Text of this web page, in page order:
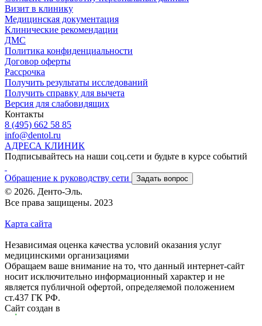
Визит в клинику
Медицинская документация
Клинические рекомендации
ДМС
Политика конфиденциальности
Договор оферты
Рассрочка
Получить результаты исследований
Получить справку для вычета
Версия для слабовидящих
Контакты
8 (495) 662 58 85
info@dentol.ru
АДРЕСА КЛИНИК
Подписывайтесь на наши соц.сети и будьте в курсе событий
Обращение к руководству сети Задать вопрос
© 2026. Денто-Эль.
Все права защищены. 2023
Карта сайта
Независимая оценка качества условий оказания услуг
медицинскими организациями
Обращаем ваше внимание на то, что данный интернет-сайт
носит исключительно информационный характер и не
является публичной офертой, определяемой положением
ст.437 ГК РФ.
Сайт создан в